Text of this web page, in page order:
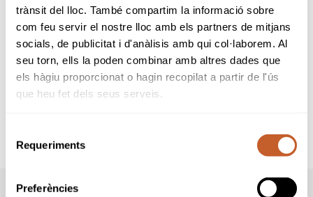
trànsit del lloc. També compartim la informació sobre
com feu servir el nostre lloc amb els partners de mitjans
socials, de publicitat i d'anàlisis amb qui col·laborem. Al
seu torn, ells la poden combinar amb altres dades que
els hàgiu proporcionat o hagin recopilat a partir de l'ús
que heu fet dels seus serveis.
Requeriments
PreferènciesPREMIOS